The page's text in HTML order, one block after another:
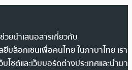
ยนำเสนอสารเกี่ยวกับ
บล็อกเชนเพื่อคนไทย ในภาษาไทย เรา
ซต์และเว็บบอร์ดต่างประเทศและนำมา